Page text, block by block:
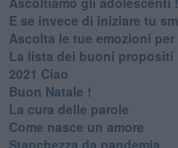
​E se invece di iniziare tu
​Ascolta le tue emozioni
​La lista dei buoni propositi
2021 Ciao
Buon Natale !
​La cura delle parole
​Come nasce un amore
Stanchezza da pandemia